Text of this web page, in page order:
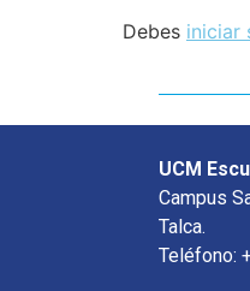
Debes iniciar
UCM
Campus
Talca.
Teléfono: